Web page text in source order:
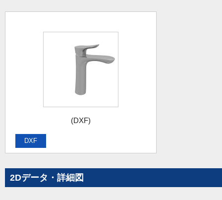
(DXF)
DXF
2Dデータ・詳細図